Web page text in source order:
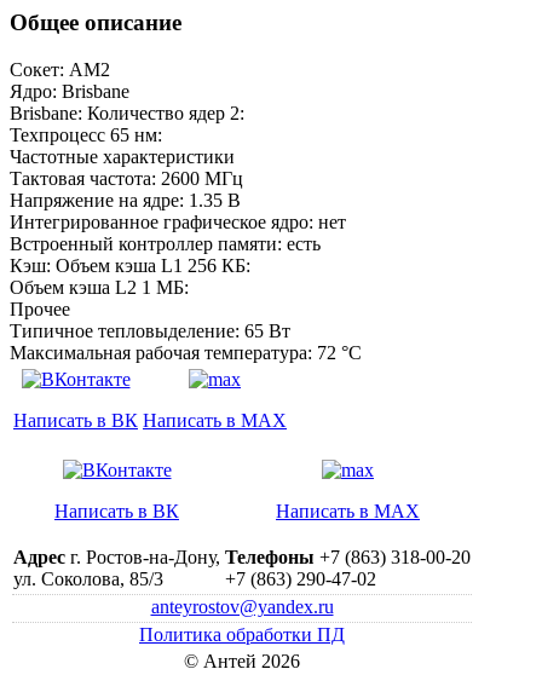
Общее описание
Сокет: AM2
Ядро: Brisbane
Brisbane: Количество ядер 2:
Техпроцесс 65 нм:
Частотные характеристики
Тактовая частота: 2600 МГц
Напряжение на ядре: 1.35 B
Интегрированное графическое ядро: нет
Встроенный контроллер памяти: есть
Кэш: Объем кэша L1 256 КБ:
Объем кэша L2 1 МБ:
Прочее
Типичное тепловыделение: 65 Вт
Максимальная рабочая температура: 72 °C
Написать в ВК Написать в MAX
Написать в ВК Написать в MAX
Адрес г. Ростов-на-Дону,
ул. Соколова, 85/3
Телефоны +7 (863) 318-00-20
+7 (863) 290-47-02
anteyrostov@yandex.ru
Политика обработки ПД
© Антей 2026